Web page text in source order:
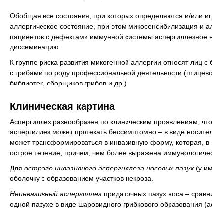
Обобщая все состояния, при которых определяются и/или
аллергическое состояние, при этом микосенсибилизация и
пациентов с дефектами иммунной системы аспергиллезное
диссеминацию.
К группе риска развития микогенной аллергии относят
с грибами по роду профессиональной деятельности
библиотек, сборщиков грибов и др.).
Клиническая картина
Аспергиллез разнообразен по клиническим проявлениям,
аспергиллез может протекать бессимптомно – в виде
может трансформироваться в инвазивную форму, которая,
острое течение, причем, чем более выражена
Для острого инвазивного аспергиллеза носовых пазух (у
оболочку с образованием участков некроза.
Неинвазивный аспергиллез придаточных пазух носа –
одной пазухе в виде шаровидного грибкового образования